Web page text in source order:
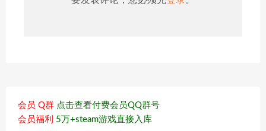
会员 Q群 点击查看付费会员QQ群号
会员福利 5万+steam游戏直接入库